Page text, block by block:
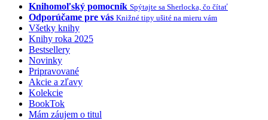
Knihomoľský pomocník Spýtajte sa Sherlocka, čo čítať
Odporúčame pre vás Knižné tipy ušité na mieru vám
Všetky knihy
Knihy roka 2025
Bestsellery
Novinky
Pripravované
Akcie a zľavy
Kolekcie
BookTok
Mám záujem o titul